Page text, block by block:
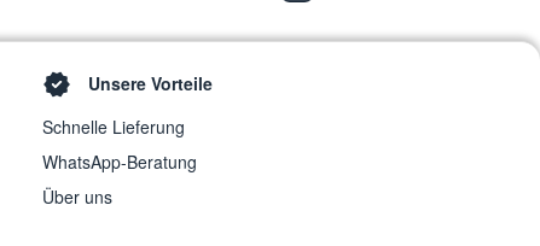
Unsere Vorteile
Schnelle Lieferung
WhatsApp-Beratung
Über uns